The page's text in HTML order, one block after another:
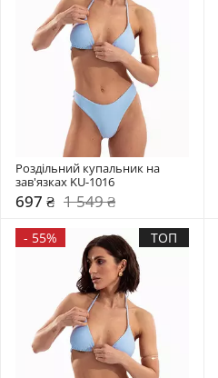
Роздільний купальник на
зав'язках KU-1016
697 ₴ 1 549 ₴
- 55% ТОП